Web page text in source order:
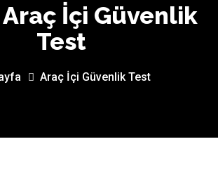
Araç İçi Güvenlik
Test
Araç İçi Güvenlik Test